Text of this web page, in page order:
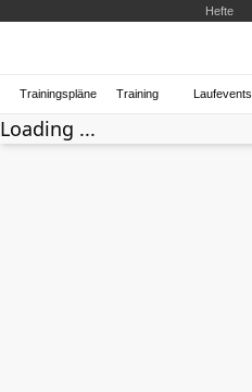
Hefte
Trainingspläne Training Laufevents
Loading ...